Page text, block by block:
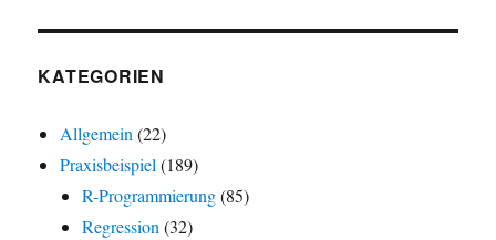
KATEGORIEN
Allgemein(22)
Praxisbeispiel(189)
R-Programmierung(85)
Regression(32)